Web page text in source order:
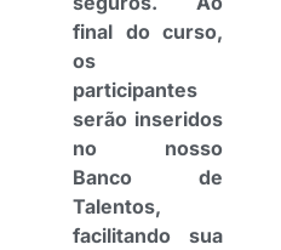
final do curso,
os
participantes
serão inseridos
no nosso
Banco de
Talentos,
facilitando sua